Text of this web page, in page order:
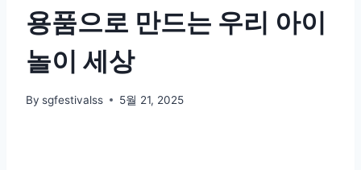
용품으로 만드는 우리 아이
놀이 세상
By sgfestivalss 5월 21, 2025